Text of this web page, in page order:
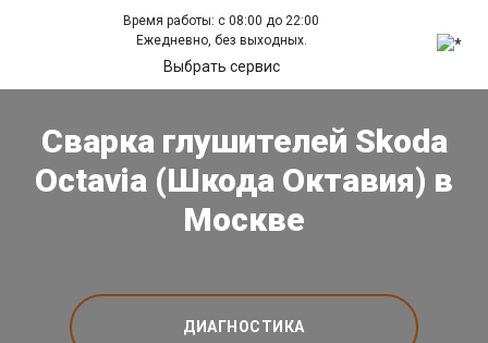
Время работы: с 08:00 до 22:00
Ежедневно, без выходных.
Выбрать сервис
Сварка глушителей Skoda
Octavia (Шкода Октавия) в
Москве
ДИАГНОСТИКА